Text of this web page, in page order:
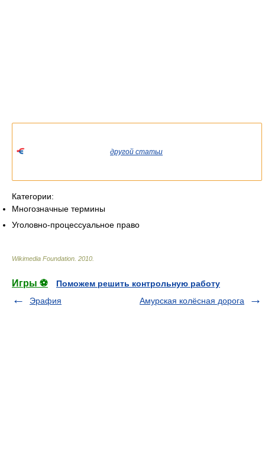
другой статьи
Категории:
Многозначные термины
Уголовно-процессуальное право
Wikimedia Foundation 2010
Игры ⚽
Поможем решить контрольную работу
Эрафия
Амурская колёсная дорога